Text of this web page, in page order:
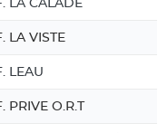
LA CALADE
LA VISTE
LEAU
PRIVE O.R.T